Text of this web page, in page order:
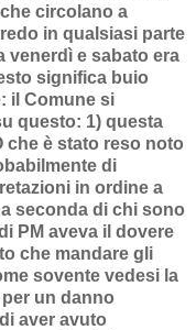
circolano a
in qualsiasi parte
venerdì e sabato era
significa buio
il Comune si
questo: 1) questa
che è stato reso noto
di
in ordine a
seconda di chi sono
PM aveva il dovere
che mandare gli
sovente vedesi la
un danno
aver avuto